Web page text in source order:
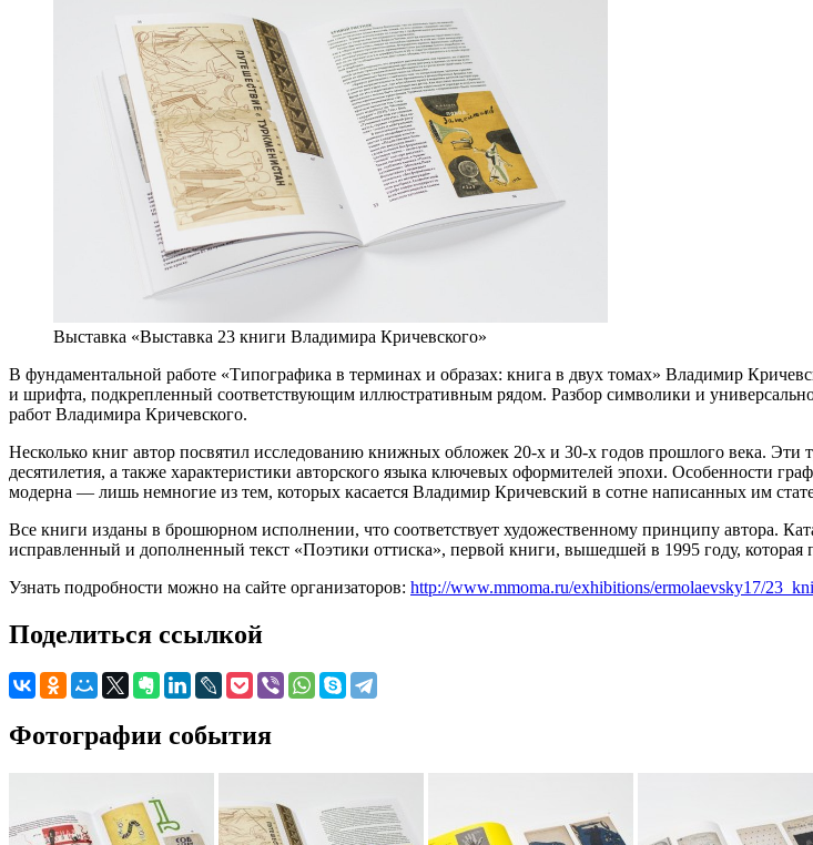
Выставка «Выставка 23 книги Владимира Кричевского»
В фундаментальной работе «Типографика в терминах и образах: книга в двух томах» Владимир
и шрифта, подкрепленный соответствующим иллюстративным рядом. Разбор символики и
работ Владимира Кричевского.
Несколько книг автор посвятил исследованию книжных обложек 20-х и 30-х годов прошлого века.
десятилетия, а также характеристики авторского языка ключевых оформителей эпохи. Особенности
модерна — лишь немногие из тем, которых касается Владимир Кричевский в сотне написанных им
Все книги изданы в брошюрном исполнении, что соответствует художественному принципу автора.
исправленный и дополненный текст «Поэтики оттиска», первой книги, вышедшей в 1995 году, которая
Узнать подробности можно на сайте организаторов: http://www.mmoma.ru/exhibitions/ermolaevsky17/
Поделиться ссылкой
Фотографии события